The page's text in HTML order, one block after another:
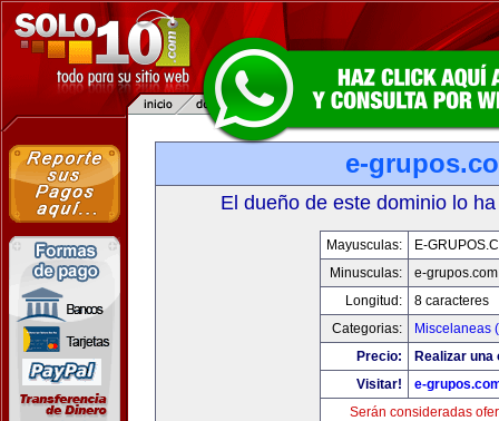
e-
El dueño de este dominio lo
Mayusculas:
E-
Minusculas:
e-grupos.com
Longitud:
8 caracteres
Categorias:
Miscelaneas
Precio:
Realizar una
Visitar!
e-
Serán consideradas